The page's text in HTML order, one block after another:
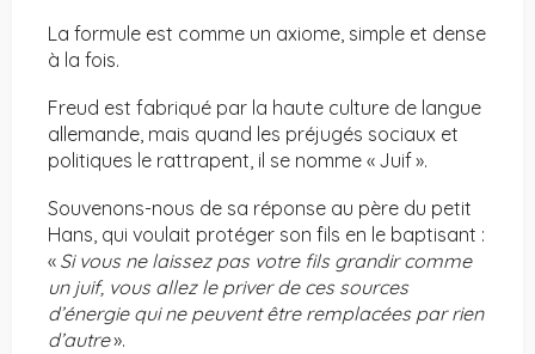
La formule est comme un axiome, simple et dense
à la fois.
Freud est fabriqué par la haute culture de langue
allemande, mais quand les préjugés sociaux et
politiques le rattrapent, il se nomme « Juif ».
Souvenons-nous de sa réponse au père du petit
Hans, qui voulait protéger son fils en le baptisant :
« Si vous ne laissez pas votre fils grandir comme
un juif, vous allez le priver de ces sources
d’énergie qui ne peuvent être remplacées par rien
d’autre».